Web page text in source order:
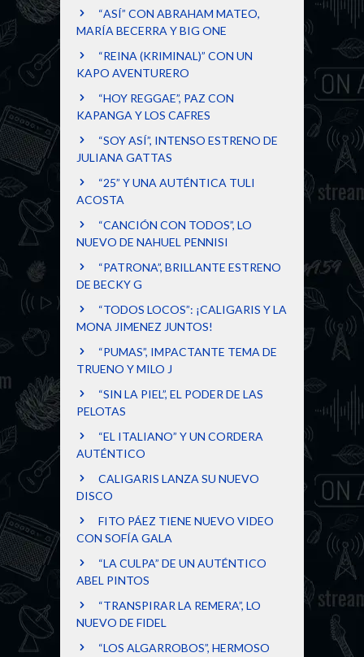
“ASÍ” CON ABRAHAM MATEO,
MARÍA BECERRA Y BIG ONE
“REINA (KRIMINAL)” CON UN
KAPO AVENTURERO
“HOY REGGAE”, PAZ CON
KAPANGA Y LOS CAFRES
“SOY ASÍ”, INTENSO ESTRENO DE
JULIANA GATTAS
“25” Y UNA AUTÉNTICA TULI
ACOSTA
“CANCIÓN CON TODOS”, LO
NUEVO DE NAHUEL PENNISI
“PATRONA”, BRILLANTE ESTRENO
DE BECKY G
“TODOS LOCOS”: ¡CALIGARIS Y LA
MONA JIMENEZ JUNTOS!
“PUMAS”, IMPACTANTE TEMA DE
TRUENO Y MILO J
“SIN LA PIEL”, EL PODER DE LAS
PELOTAS
“EL ITALIANO” Y UN CORDERA
AUTÉNTICO
CALIGARIS LANZA SU NUEVO
DISCO
FITO PÁEZ TIENE NUEVO VIDEO
CON SOFÍA GALA
“LA CULPA” DE UN AUTÉNTICO
ABEL PINTOS
“TRANSPIRAR LA REMERA”, LO
NUEVO DE FIDEL
“LOS ALGARROBOS”, HERMOSO